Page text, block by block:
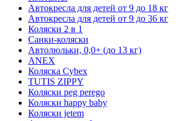
Автокресла для детей от 9 до 18 кг
Автокресла для детей от 9 до 36 кг
Коляски 2 в 1
Санки-коляски
Автолюльки, 0,0+ (до 13 кг)
ANEX
Коляска Cybex
TUTIS ZIPPY
Коляски peg perego
Коляски happy baby
Коляски jetem